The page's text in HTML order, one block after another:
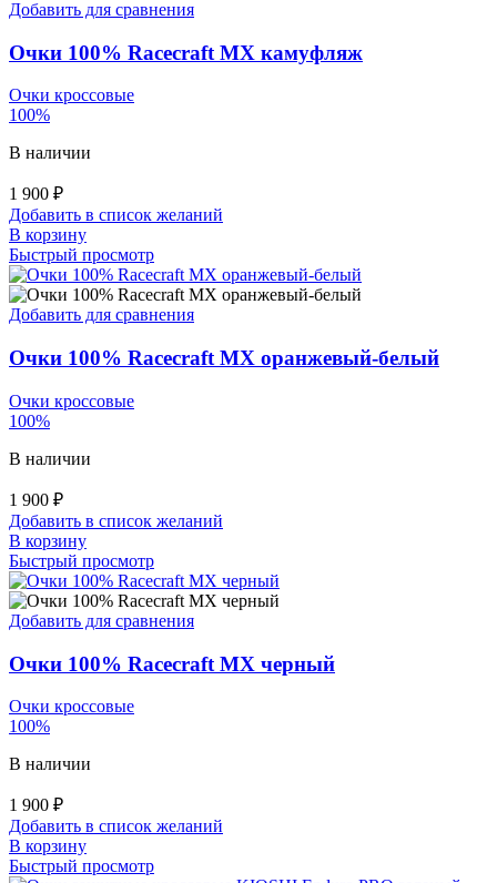
Добавить для сравнения
Очки 100% Racecraft MX камуфляж
Очки кроссовые
100%
В наличии
1 900 ₽
Добавить в список желаний
В корзину
Быстрый просмотр
Добавить для сравнения
Очки 100% Racecraft MX оранжевый-белый
Очки кроссовые
100%
В наличии
1 900 ₽
Добавить в список желаний
В корзину
Быстрый просмотр
Добавить для сравнения
Очки 100% Racecraft MX черный
Очки кроссовые
100%
В наличии
1 900 ₽
Добавить в список желаний
В корзину
Быстрый просмотр